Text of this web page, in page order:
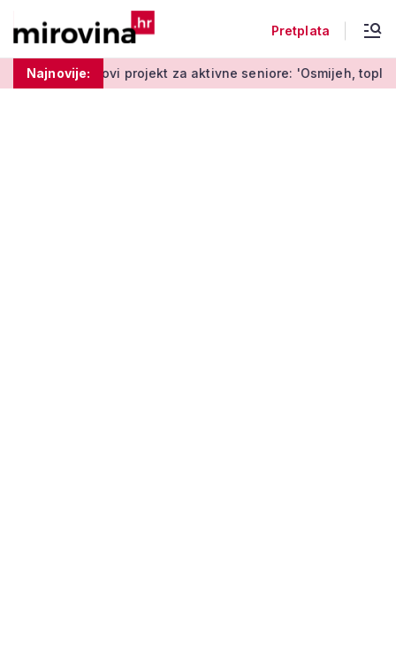
Pretplata
Najnovije:Novi projekt za aktivne seniore: 'Osmijeh, topla